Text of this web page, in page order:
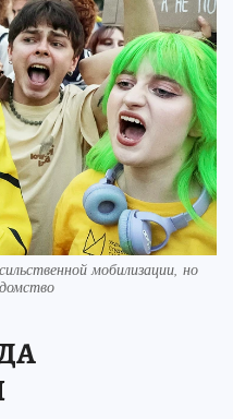
мобилизации, но